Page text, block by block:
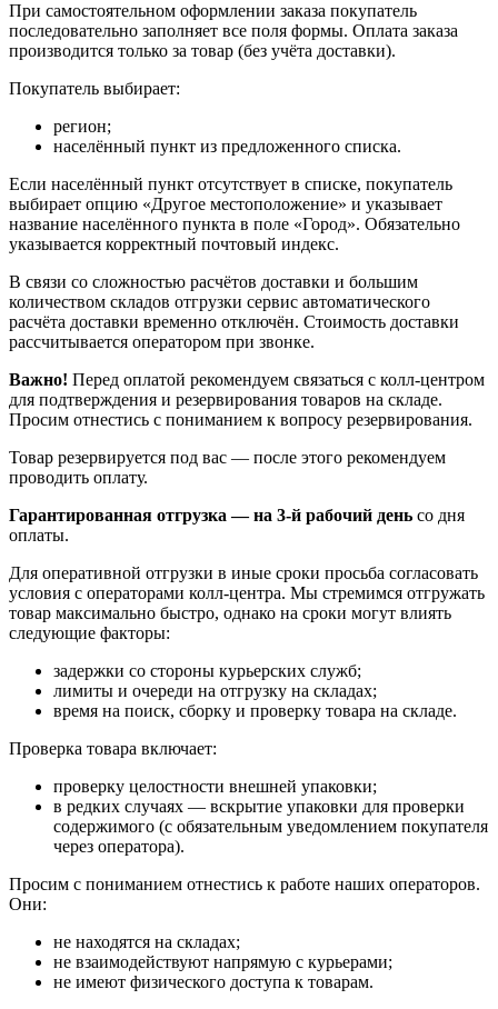
При самостоятельном оформлении заказа покупатель
последовательно заполняет все поля формы. Оплата заказа
производится только за товар (без учёта доставки).
Покупатель выбирает:
регион;
населённый пункт из предложенного списка.
Если населённый пункт отсутствует в списке, покупатель
выбирает опцию «Другое местоположение» и указывает
название населённого пункта в поле «Город». Обязательно
указывается корректный почтовый индекс.
В связи со сложностью расчётов доставки и большим
количеством складов отгрузки сервис автоматического
расчёта доставки временно отключён. Стоимость доставки
рассчитывается оператором при звонке.
Важно! Перед оплатой рекомендуем связаться с колл‑центром
для подтверждения и резервирования товаров на складе.
Просим отнестись с пониманием к вопросу резервирования.
Товар резервируется под вас — после этого рекомендуем
проводить оплату.
Гарантированная отгрузка — на 3‑й рабочий день со дня
оплаты.
Для оперативной отгрузки в иные сроки просьба согласовать
условия с операторами колл‑центра. Мы стремимся отгружать
товар максимально быстро, однако на сроки могут влиять
следующие факторы:
задержки со стороны курьерских служб;
лимиты и очереди на отгрузку на складах;
время на поиск, сборку и проверку товара на складе.
Проверка товара включает:
проверку целостности внешней упаковки;
в редких случаях — вскрытие упаковки для проверки
содержимого (с обязательным уведомлением покупателя
через оператора).
Просим с пониманием отнестись к работе наших операторов.
Они:
не находятся на складах;
не взаимодействуют напрямую с курьерами;
не имеют физического доступа к товарам.